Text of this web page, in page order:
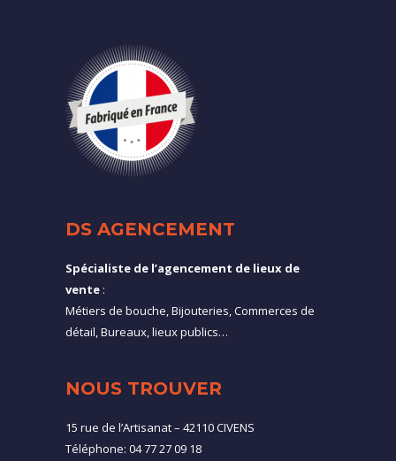
DS AGENCEMENT
Spécialiste de l’agencement de lieux de
vente :
Métiers de bouche, Bijouteries, Commerces de
détail, Bureaux, lieux publics…
NOUS TROUVER
15 rue de l’Artisanat – 42110 CIVENS
Téléphone: 04 77 27 09 18